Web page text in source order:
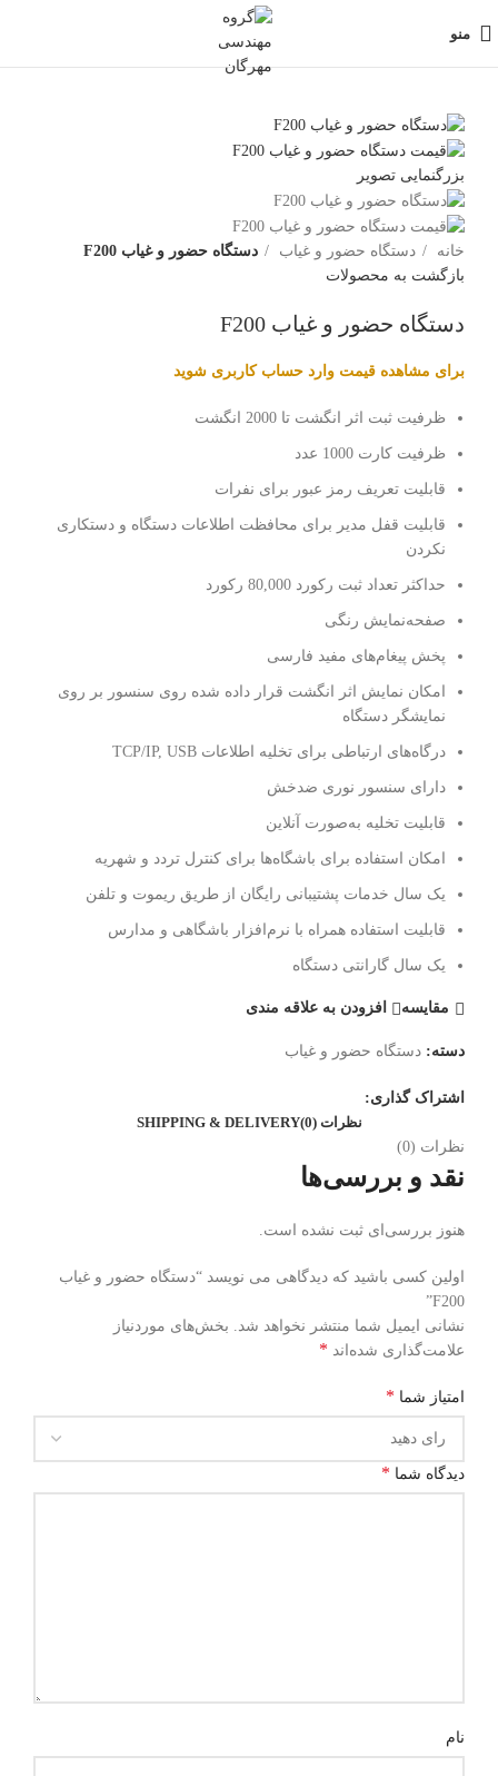
منو
بزرگنمایی تصویر
خانه دستگاه حضور و غیاب
دستگاه حضور و غیاب F200
بازگشت به محصولات
دستگاه حضور و غیاب F200
برای مشاهده قیمت وارد حساب کاربری شوید
ظرفیت ثبت اثر انگشت تا 2000 انگشت
ظرفیت کارت 1000 عدد
قابلیت تعریف رمز عبور برای نفرات
قابلیت قفل مدیر برای محافظت اطلاعات دستگاه و دستکاری
نکردن
حداکثر تعداد ثبت رکورد 80,000 رکورد
صفحه‌نمایش رنگی
پخش پیغام‌های مفید فارسی
امکان نمایش اثر انگشت قرار داده شده روی سنسور بر روی
نمایشگر دستگاه
درگاه‌های ارتباطی برای تخلیه اطلاعات TCP/IP, USB
دارای سنسور نوری ضدخش
قابلیت تخلیه به‌صورت آنلاین
امکان استفاده برای باشگاه‌ها برای کنترل تردد و شهریه
یک سال خدمات پشتیبانی رایگان از طریق ریموت و تلفن
قابلیت استفاده همراه با نرم‌افزار باشگاهی و مدارس
یک سال گارانتی دستگاه
مقایسه افزودن به علاقه مندی
دسته: دستگاه حضور و غیاب
اشتراک گذاری:
نظرات (0)
SHIPPING & DELIVERY
نظرات (0)
نقد و بررسی‌ها
هنوز بررسی‌ای ثبت نشده است.
اولین کسی باشید که دیدگاهی می نویسد “دستگاه حضور و غیاب
F200”
نشانی ایمیل شما منتشر نخواهد شد.
بخش‌های موردنیاز
علامت‌گذاری شده‌اند *
امتیاز شما *
دیدگاه شما *
نام